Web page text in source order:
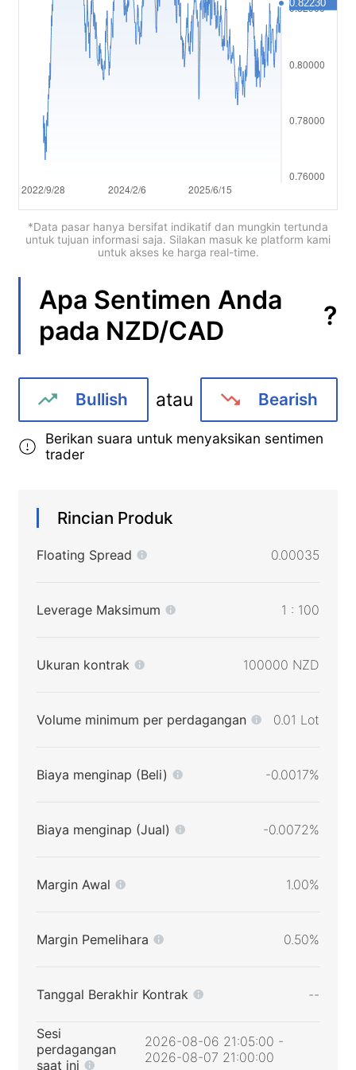
简体中文
繁體中文
한국어
Tiếng việt
Bahasa Indonesia
*Data pasar hanya bersifat indikatif dan mungkin tertunda
untuk tujuan informasi saja. Silakan masuk ke platform kami
untuk akses ke harga real-time.
Apa Sentimen Anda
pada NZD/CAD ?
Bullish atau Bearish
Berikan suara untuk menyaksikan sentimen
trader
Rincian Produk
Floating Spread 0.00035
Leverage Maksimum 1 : 100
Ukuran kontrak 100000 NZD
Volume minimum per perdagangan 0.01 Lot
Biaya menginap (Beli) -0.0017%
Biaya menginap (Jual) -0.0072%
Margin Awal 1.00%
Margin Pemelihara 0.50%
Tanggal Berakhir Kontrak --
Sesi
perdagangan
saat ini
2026-08-06 21:05:00 -
2026-08-07 21:00:00